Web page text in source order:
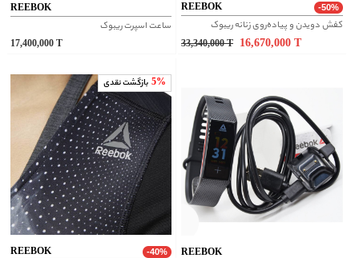
REEBOK
ساعت اسپرت ریبوک
17,400,000
REEBOK -50%
کفش دویدن و پیاده‌روی زنانه ریبوک
33,340,000 T 16,670,000
5% بازگشت نقدی
REEBOK -40% REEBOK